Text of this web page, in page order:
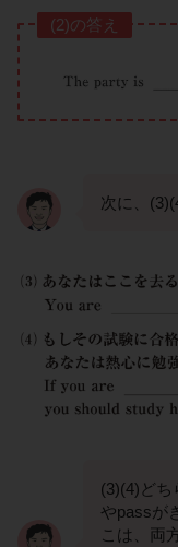
(2)の答え
次に、
(3)(4)ど
やpassが
こは、両